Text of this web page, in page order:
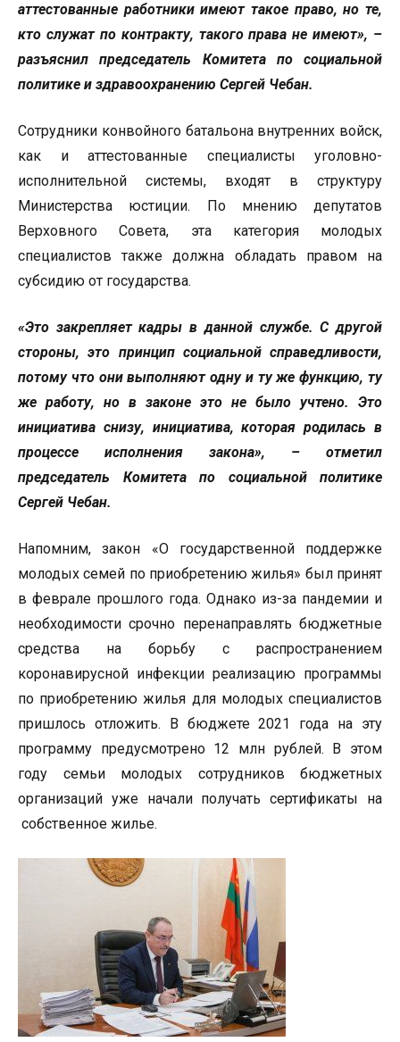
аттестованные работники имеют такое право, но те,
кто служат по контракту, такого права не имеют», –
разъяснилпредседатель Комитета по социальной
политике и здравоохранению Сергей Чебан.
Сотрудники конвойного батальона внутренних войск,
как и аттестованные специалисты уголовно-
исполнительной системы, входят в структуру
Министерства юстиции. По мнению депутатов
Верховного Совета, эта категория молодых
специалистов также должна обладать правом на
субсидию от государства.
«Это закрепляет кадры в данной службе. С другой
стороны, это принцип социальной справедливости,
потому что они выполняют одну и ту же функцию, ту
же работу, но в законе это не было учтено. Это
инициатива снизу, инициатива, которая родилась в
процессе исполнения закона», – отметил
председатель Комитета по социальной политике
Сергей Чебан.
Напомним, закон «О государственной поддержке
молодых семей по приобретению жилья» был принят
в феврале прошлого года. Однако из-за пандемии и
необходимости срочно перенаправлять бюджетные
средства на борьбу с распространением
коронавирусной инфекции реализацию программы
по приобретению жилья для молодых специалистов
пришлось отложить. В бюджете 2021 года на эту
программу предусмотрено 12 млн рублей. В этом
году семьи молодых сотрудников бюджетных
организаций уже начали получать сертификаты на
собственное жилье.